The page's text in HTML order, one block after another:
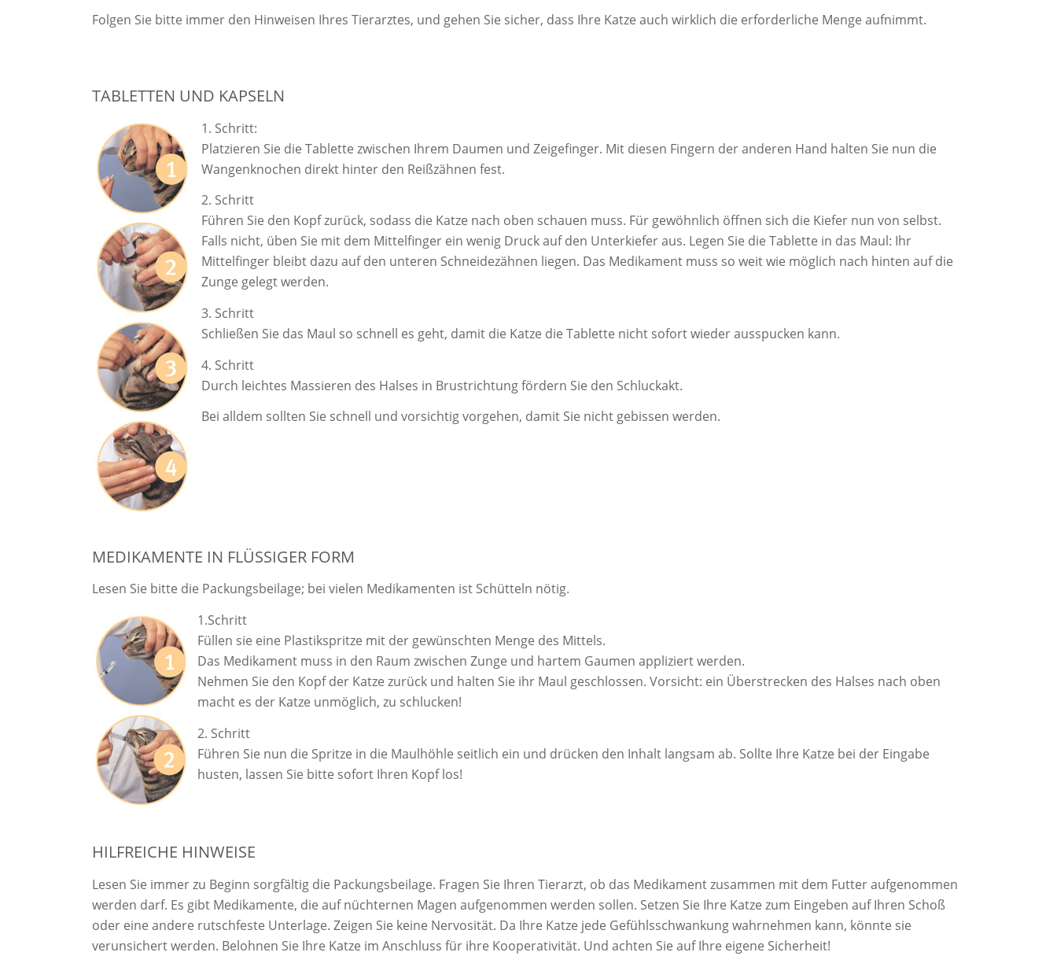
Folgen Sie bitte immer den Hinweisen Ihres Tierarztes, und gehen Sie sicher, dass Ihre Katze auch wirklich die erforderliche Menge aufnimmt.
TABLETTEN UND KAPSELN
1. Schritt:
Platzieren Sie die Tablette zwischen Ihrem Daumen und Zeigefinger. Mit diesen Fingern der anderen Hand halten Sie nun die
Wangenknochen direkt hinter den Reißzähnen fest.
2. Schritt
Führen Sie den Kopf zurück, sodass die Katze nach oben schauen muss. Für gewöhnlich öffnen sich die Kiefer nun von selbst.
Falls nicht, üben Sie mit dem Mittelfinger ein wenig Druck auf den Unterkiefer aus. Legen Sie die Tablette in das Maul: Ihr
Mittelfinger bleibt dazu auf den unteren Schneidezähnen liegen. Das Medikament muss so weit wie möglich nach hinten auf die
Zunge gelegt werden.
3. Schritt
Schließen Sie das Maul so schnell es geht, damit die Katze die Tablette nicht sofort wieder ausspucken kann.
4. Schritt
Durch leichtes Massieren des Halses in Brustrichtung fördern Sie den Schluckakt.
Bei alldem sollten Sie schnell und vorsichtig vorgehen, damit Sie nicht gebissen werden.
MEDIKAMENTE IN FLÜSSIGER FORM
Lesen Sie bitte die Packungsbeilage; bei vielen Medikamenten ist Schütteln nötig.
1.Schritt
Füllen sie eine Plastikspritze mit der gewünschten Menge des Mittels.
Das Medikament muss in den Raum zwischen Zunge und hartem Gaumen appliziert werden.
Nehmen Sie den Kopf der Katze zurück und halten Sie ihr Maul geschlossen. Vorsicht: ein Überstrecken des Halses nach oben
macht es der Katze unmöglich, zu schlucken!
2. Schritt
Führen Sie nun die Spritze in die Maulhöhle seitlich ein und drücken den Inhalt langsam ab. Sollte Ihre Katze bei der Eingabe
husten, lassen Sie bitte sofort Ihren Kopf los!
HILFREICHE HINWEISE
Lesen Sie immer zu Beginn sorgfältig die Packungsbeilage. Fragen Sie Ihren Tierarzt, ob das Medikament zusammen mit dem Futter aufgenommen
werden darf. Es gibt Medikamente, die auf nüchternen Magen aufgenommen werden sollen. Setzen Sie Ihre Katze zum Eingeben auf Ihren Schoß
oder eine andere rutschfeste Unterlage. Zeigen Sie keine Nervosität. Da Ihre Katze jede Gefühlsschwankung wahrnehmen kann, könnte sie
verunsichert werden. Belohnen Sie Ihre Katze im Anschluss für ihre Kooperativität. Und achten Sie auf Ihre eigene Sicherheit!